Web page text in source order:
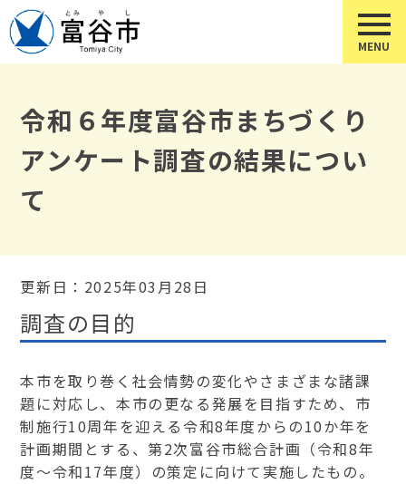
令和６年度富谷市まちづくり
アンケート調査の結果につい
て
更新日：2025年03月28日
調査の目的
本市を取り巻く社会情勢の変化やさまざまな諸課
題に対応し、本市の更なる発展を目指すため、市
制施行10周年を迎える令和8年度からの10か年を
計画期間とする、第2次富谷市総合計画（令和8年
度～令和17年度）の策定に向けて実施したもの。